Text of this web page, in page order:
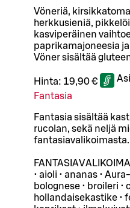
Vöneriä,
herkkusieniä,
kasviperäinen
paprikamajoneesia
Vöner sisältää
Hinta: 19,90 €
Fantasia
Fantasia sisältää
rucolan, sekä neljä
fantasiavalikoimasta.
FANTASIAVALIKOIMA
• aioli • ananas •
bolognese • broileri
hollandaisekastike •